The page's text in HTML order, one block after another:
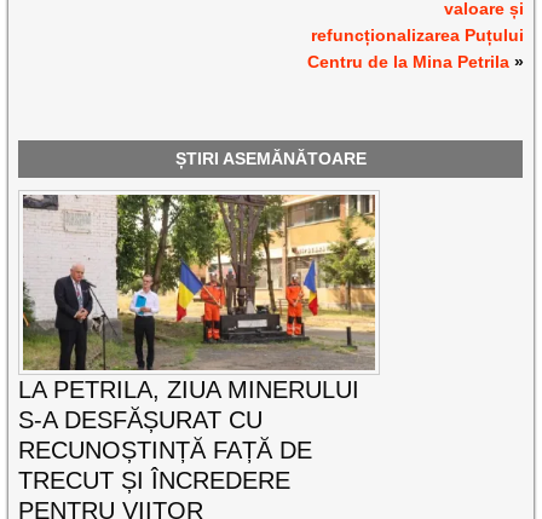
valoare și
refuncționalizarea Puțului
Centru de la Mina Petrila»
ȘTIRI ASEMĂNĂTOARE
LA PETRILA, ZIUA MINERULUI
S-A DESFĂȘURAT CU
RECUNOȘTINȚĂ FAȚĂ DE
TRECUT ȘI ÎNCREDERE
PENTRU VIITOR